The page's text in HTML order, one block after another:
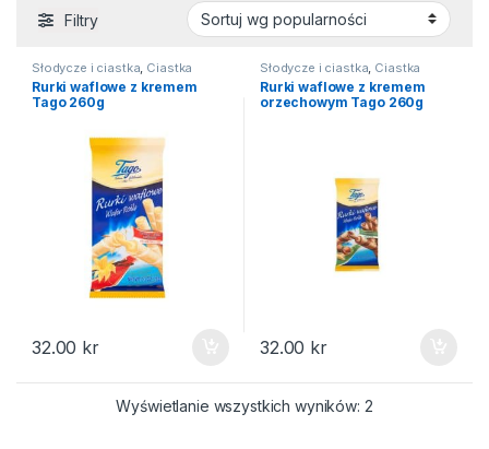
Filtry
Słodycze i ciastka Ciastka
Rurki waflowe z kremem
Tago 260g
32.00 kr
Słodycze i ciastka Ciastka
Rurki waflowe z kremem
orzechowym Tago 260g
32.00 kr
Wyświetlanie wszystkich wyników: 2Posortowane